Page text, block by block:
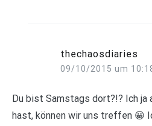
thechaosdiaries
09/10/2015 um
Du bist Samstags dort?!? Ich ja
hast, können wir uns treffen 😀